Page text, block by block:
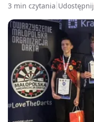
3 min czytania Udostępnij